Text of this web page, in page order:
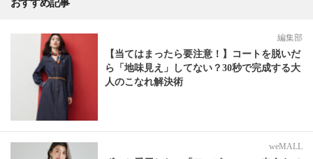
おすすめ記事
編集部
【当てはまったら要注意！】コートを脱いだ
ら「地味見え」してない？30秒で完成する大
人のこなれ解決術
weMALL